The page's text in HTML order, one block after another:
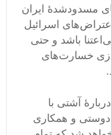
مسدودشدۀ ایران
اسرائیل
باشد و حتی
خسارت‌های
آشتی با
دوستی و همکاری